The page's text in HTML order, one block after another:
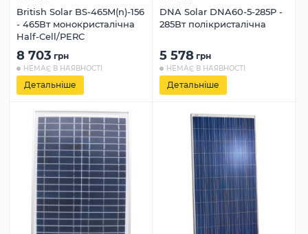
British Solar BS-465M(n)-156
- 465Вт монокристалічна
Half-Cell/PERC
8 703 грн
НЕМАЄ В НАЯВНОСТІ
Детальніше
DNA Solar DNA60-5-285P -
285Вт полікристалічна
5 578 грн
НЕМАЄ В НАЯВНОСТІ
Детальніше